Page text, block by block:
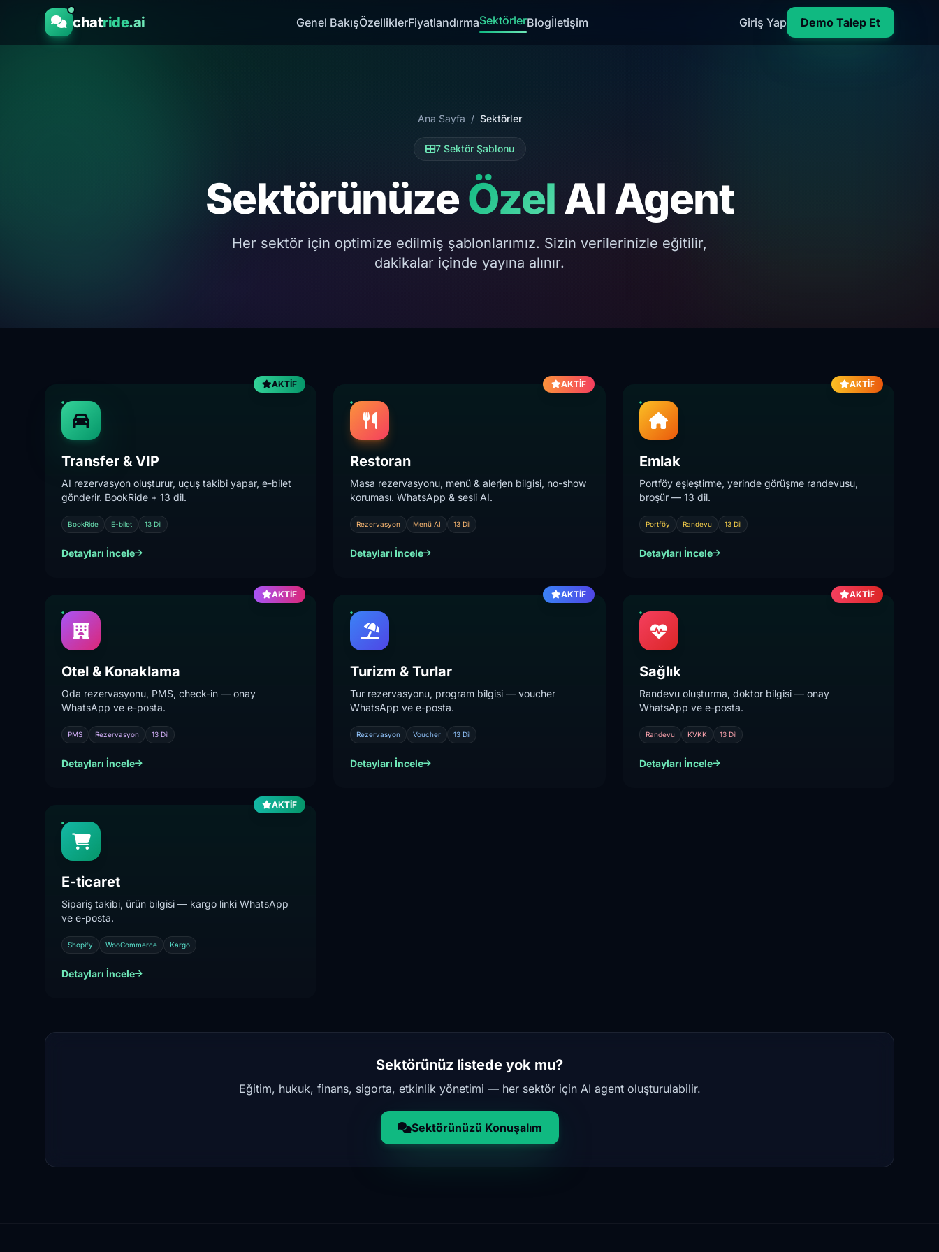
chatride.ai Genel BakışÖzelliklerFiyatlandırmaSektörlerBlogİletişim Giriş Yap Demo Talep Et
Ana Sayfa / Sektörler
7 Sektör Şablonu
SektörünüzeÖzelAI Agent
Her sektör için optimize edilmiş şablonlarımız. Sizin verilerinizle eğitilir,
dakikalar içinde yayına alınır.
AKTİF
Transfer & VIP
AI rezervasyon oluşturur, uçuş takibi yapar, e-bilet
gönderir. BookRide + 13 dil.
BookRide E-bilet 13 Dil
Detayları İncele
AKTİF
Restoran
Masa rezervasyonu, menü & alerjen bilgisi, no-show
koruması. WhatsApp & sesli AI.
Rezervasyon Menü AI 13 Dil
Detayları İncele
AKTİF
Emlak
Portföy eşleştirme, yerinde görüşme randevusu,
broşür — 13 dil.
Portföy Randevu 13 Dil
Detayları İncele
AKTİF
Otel & Konaklama
Oda rezervasyonu, PMS, check-in — onay
WhatsApp ve e-posta.
PMS Rezervasyon 13 Dil
Detayları İncele
AKTİF
Turizm & Turlar
Tur rezervasyonu, program bilgisi — voucher
WhatsApp ve e-posta.
Rezervasyon Voucher 13 Dil
Detayları İncele
AKTİF
Sağlık
Randevu oluşturma, doktor bilgisi — onay
WhatsApp ve e-posta.
Randevu KVKK 13 Dil
Detayları İncele
AKTİF
E-ticaret
Sipariş takibi, ürün bilgisi — kargo linki WhatsApp
ve e-posta.
Shopify WooCommerce Kargo
Detayları İncele
Sektörünüz listede yok mu?
Eğitim, hukuk, finans, sigorta, etkinlik yönetimi — her sektör için AI agent oluşturulabilir.
Sektörünüzü Konuşalım